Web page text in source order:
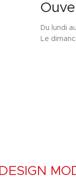
Du lundi
Le
DESIGN